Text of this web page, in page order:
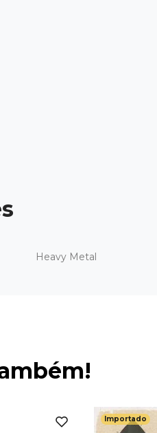
Heavy Metal
Importado